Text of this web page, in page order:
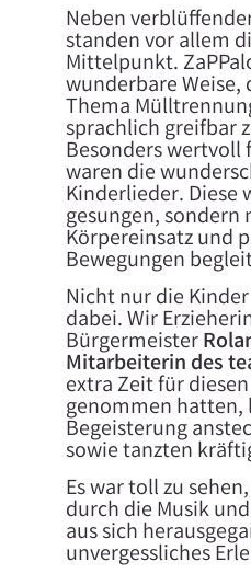
​Neben
standen vor allem
Mittelpunkt.
wunderbare Weise,
Thema
sprachlich greifbar
Besonders wertvoll
waren die
Kinderlieder. Diese
gesungen, sondern
Körpereinsatz und
Bewegungen
​Nicht nur die
dabei. Wir
Bürgermeister
Mitarbeiterin des
extra Zeit für
genommen hatten,
Begeisterung
sowie tanzten
Es war toll zu
durch die Musik
aus sich
unvergessliches